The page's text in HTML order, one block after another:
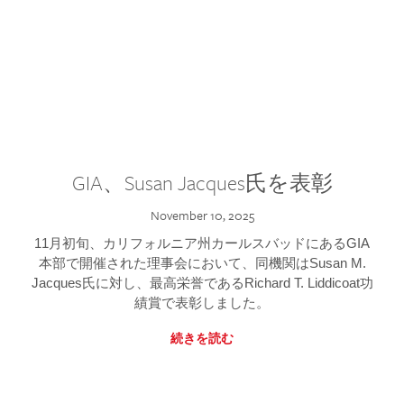
GIA、Susan Jacques氏を表彰
November 10, 2025
11月初旬、カリフォルニア州カールスバッドにあるGIA
本部で開催された理事会において、同機関はSusan M.
Jacques氏に対し、最高栄誉であるRichard T. Liddicoat功
績賞で表彰しました。
続きを読む